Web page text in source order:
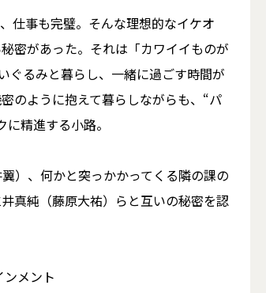
仕事も完璧。そんな理想的なイケオ
密があった。それは「カワイイものが
ぐるみと暮らし、一緒に過ごす時間が
のように抱えて暮らしながらも、“パ
精進する小路。
）、何かと突っかかってくる隣の課の
真純（藤原大祐）らと互いの秘密を認
メント